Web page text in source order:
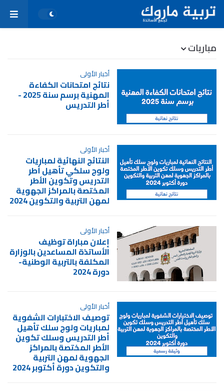
مباريات
أخبار الأولى
نتائج امتحانات الكفاءة
المهنية برسم سنة 2025 -
أطر التدريس
أخبار الأولى
النتائج النهائية لمباريات
ولوج سلكي تأهيل أطر
التدريس وتكوين الأطر
المختصة بالمراكز الجهوية
لمهن التربية والتكوين 2024
أخبار الأولى
إعلان مباراة توظيف
الأساتذة المساعدين بالوزارة
المكلفة بالتربية الوطنية-
دورة 2024
أخبار الأولى
توصيف الاختبارات الشفوية
لمباريات ولوج سلك تأهيل
أطر التدريس وسلك تكوين
الأطر المختصة بالمراكز
الجهوية لمهن التربية
والتكوين دورة أكتوبر 2024